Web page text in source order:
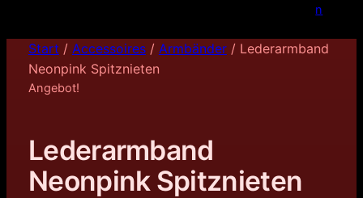
n
Start / Accessoires/ Armbänder/ Lederarmband
Neonpink Spitznieten
Angebot!
Lederarmband
Neonpink Spitznieten